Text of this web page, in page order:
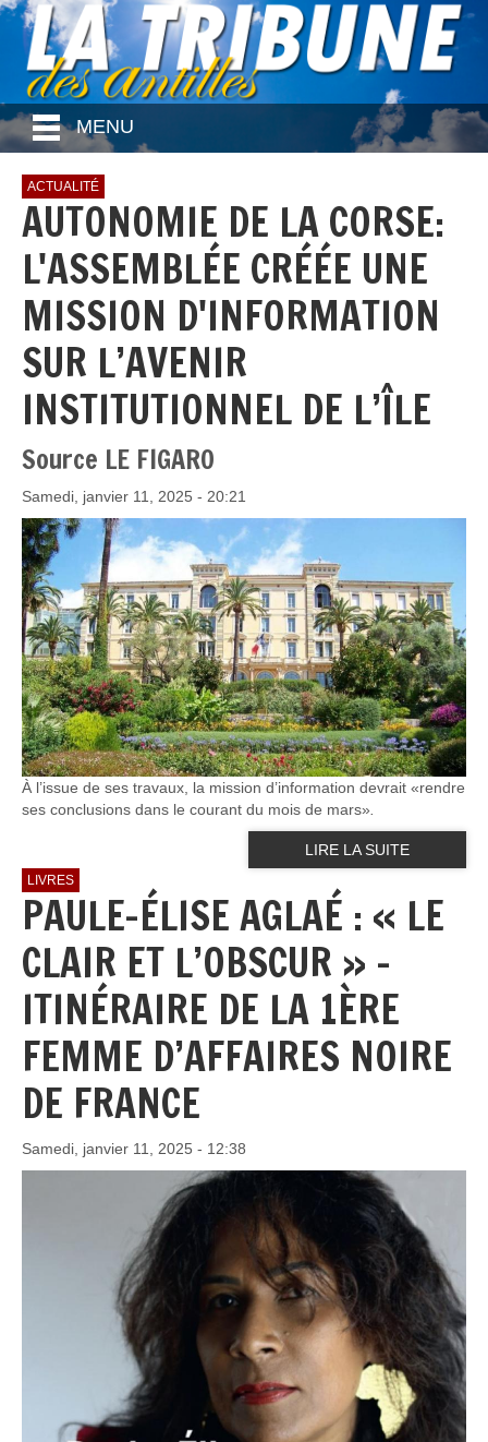
MENU
ACTUALITÉ
AUTONOMIE DE LA CORSE:
L'ASSEMBLÉE CRÉÉE UNE
MISSION D'INFORMATION
SUR L’AVENIR
INSTITUTIONNEL DE L’ÎLE
Source LE FIGARO
Samedi, janvier 11, 2025 - 20:21
À l’issue de ses travaux, la mission d’information devrait «rendre
ses conclusions dans le courant du mois de mars»
LIRE LA SUITE
LIVRES
PAULE-ÉLISE AGLAÉ : « LE
CLAIR ET L’OBSCUR » –
ITINÉRAIRE DE LA 1ÈRE
FEMME D’AFFAIRES NOIRE
DE FRANCE
Samedi, janvier 11, 2025 - 12:38